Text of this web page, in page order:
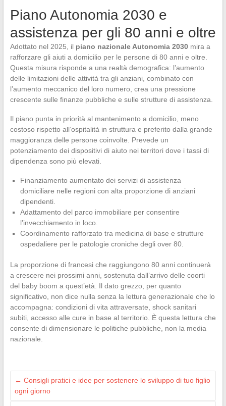
Piano Autonomia 2030 e
assistenza per gli 80 anni e oltre
Adottato nel 2025, il piano nazionale Autonomia 2030mira a
rafforzare gli aiuti a domicilio per le persone di 80 anni e oltre.
Questa misura risponde a una realtà demografica: l’aumento
delle limitazioni delle attività tra gli anziani, combinato con
l’aumento meccanico del loro numero, crea una pressione
crescente sulle finanze pubbliche e sulle strutture di assistenza.
Il piano punta in priorità al mantenimento a domicilio, meno
costoso rispetto all’ospitalità in struttura e preferito dalla grande
maggioranza delle persone coinvolte. Prevede un
potenziamento dei dispositivi di aiuto nei territori dove i tassi di
dipendenza sono più elevati.
Finanziamento aumentato dei servizi di assistenza
domiciliare nelle regioni con alta proporzione di anziani
dipendenti.
Adattamento del parco immobiliare per consentire
l’invecchiamento in loco.
Coordinamento rafforzato tra medicina di base e strutture
ospedaliere per le patologie croniche degli over 80.
La proporzione di francesi che raggiungono 80 anni continuerà
a crescere nei prossimi anni, sostenuta dall’arrivo delle coorti
del baby boom a quest’età. Il dato grezzo, per quanto
significativo, non dice nulla senza la lettura generazionale che lo
accompagna: condizioni di vita attraversate, shock sanitari
subiti, accesso alle cure in base al territorio. È questa lettura che
consente di dimensionare le politiche pubbliche, non la media
nazionale.
← Consigli pratici e idee per sostenere lo sviluppo di tuo figlio
ogni giorno